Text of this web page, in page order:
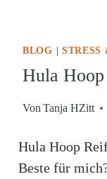
BLOG | STRESS
Hula
Von Tanja HZitt
Hula Hoop
Beste für